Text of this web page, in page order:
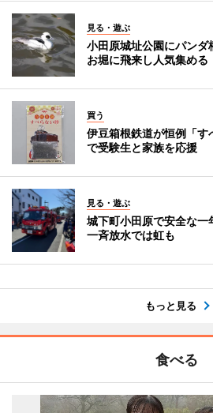
見る・遊ぶ
小田原城址公園にパン
お堀に飛来し人気集める
買う
伊豆箱根鉄道が恒例「
で受験生と家族を応援
見る・遊ぶ
城下町小田原で安全な
一斉放水では虹も
もっと見る
食べる